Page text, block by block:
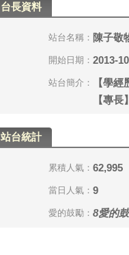
台長資料
站台名稱： 陳子敬
開始日期： 2013-
站台簡介：
【學
【專
站台統計
累積人氣： 62,995
當日人氣： 9
愛的鼓勵： 8愛的